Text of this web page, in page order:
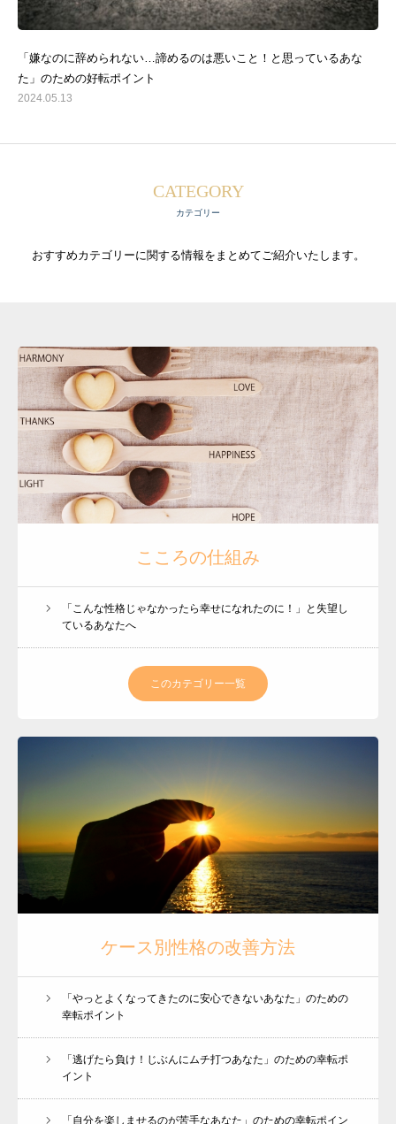
「嫌なのに辞められない…諦めるのは悪いこと！と思っているあな
た」のための好転ポイント
2024.05.13
CATEGORY
カテゴリー
おすすめカテゴリーに関する情報をまとめてご紹介いたします。
こころの仕組み
「こんな性格じゃなかったら幸せになれたのに！」と失望し
ているあなたへ
このカテゴリー一覧
ケース別性格の改善方法
「やっとよくなってきたのに安心できないあなた」のための
幸転ポイント
「逃げたら負け！じぶんにムチ打つあなた」のための幸転ポ
イント
「自分を楽しませるのが苦手なあなた」のための幸転ポイン